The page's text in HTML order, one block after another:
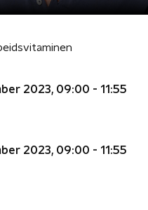
2023, 09:00 - 11:55
2023, 09:00 - 11:55